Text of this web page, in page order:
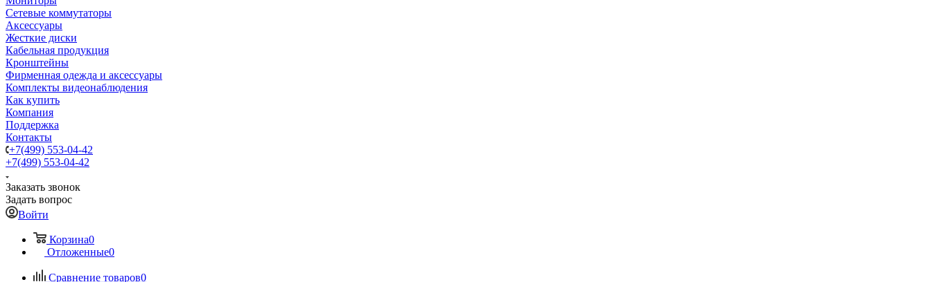
Сетевые коммутаторы
Аксессуары
Жесткие диски
Кабельная продукция
Кронштейны
Фирменная одежда и аксессуары
Комплекты видеонаблюдения
Как купить
Компания
Поддержка
Контакты
+7(499) 553-04-42
+7(499) 553-04-42
Заказать звонок
Задать вопрос
Войти
Корзина0
Отложенные0
Сравнение товаров0